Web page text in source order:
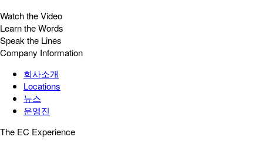
Watch the Video
Learn the Words
Speak the Lines
Company Information
회사소개
Locations
뉴스
운영진
The EC Experience